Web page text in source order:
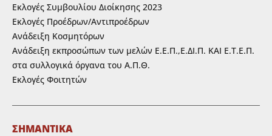
Εκλογές Συμβουλίου Διοίκησης 2023
Εκλογές Προέδρων/Αντιπροέδρων
Ανάδειξη Κοσμητόρων
Ανάδειξη εκπροσώπων των μελών Ε.Ε.Π.,Ε.ΔΙ.Π. ΚΑΙ Ε.Τ.Ε.Π.
στα συλλογικά όργανα του Α.Π.Θ.
Εκλογές Φοιτητών
ΣΗΜΑΝΤΙΚΑ